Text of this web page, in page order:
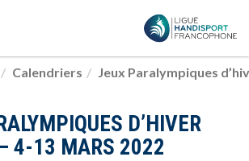
Calendriers Jeux Paralympiques
D’HIVER
4-13 MARS 2022